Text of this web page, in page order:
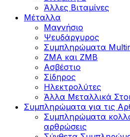
Άλλες Βιταμίνες
Μέταλλα
Μαγνήσιο
Ψευδάργυρος
Συμπληρώματα
ZMA και ZMB
Ασβέστιο
Σίδηρος
Ηλεκτρολύτες
Άλλα Mεταλλικά
Συμπληρώματα για τις
Συμπληρώματα
αρθρώσεις